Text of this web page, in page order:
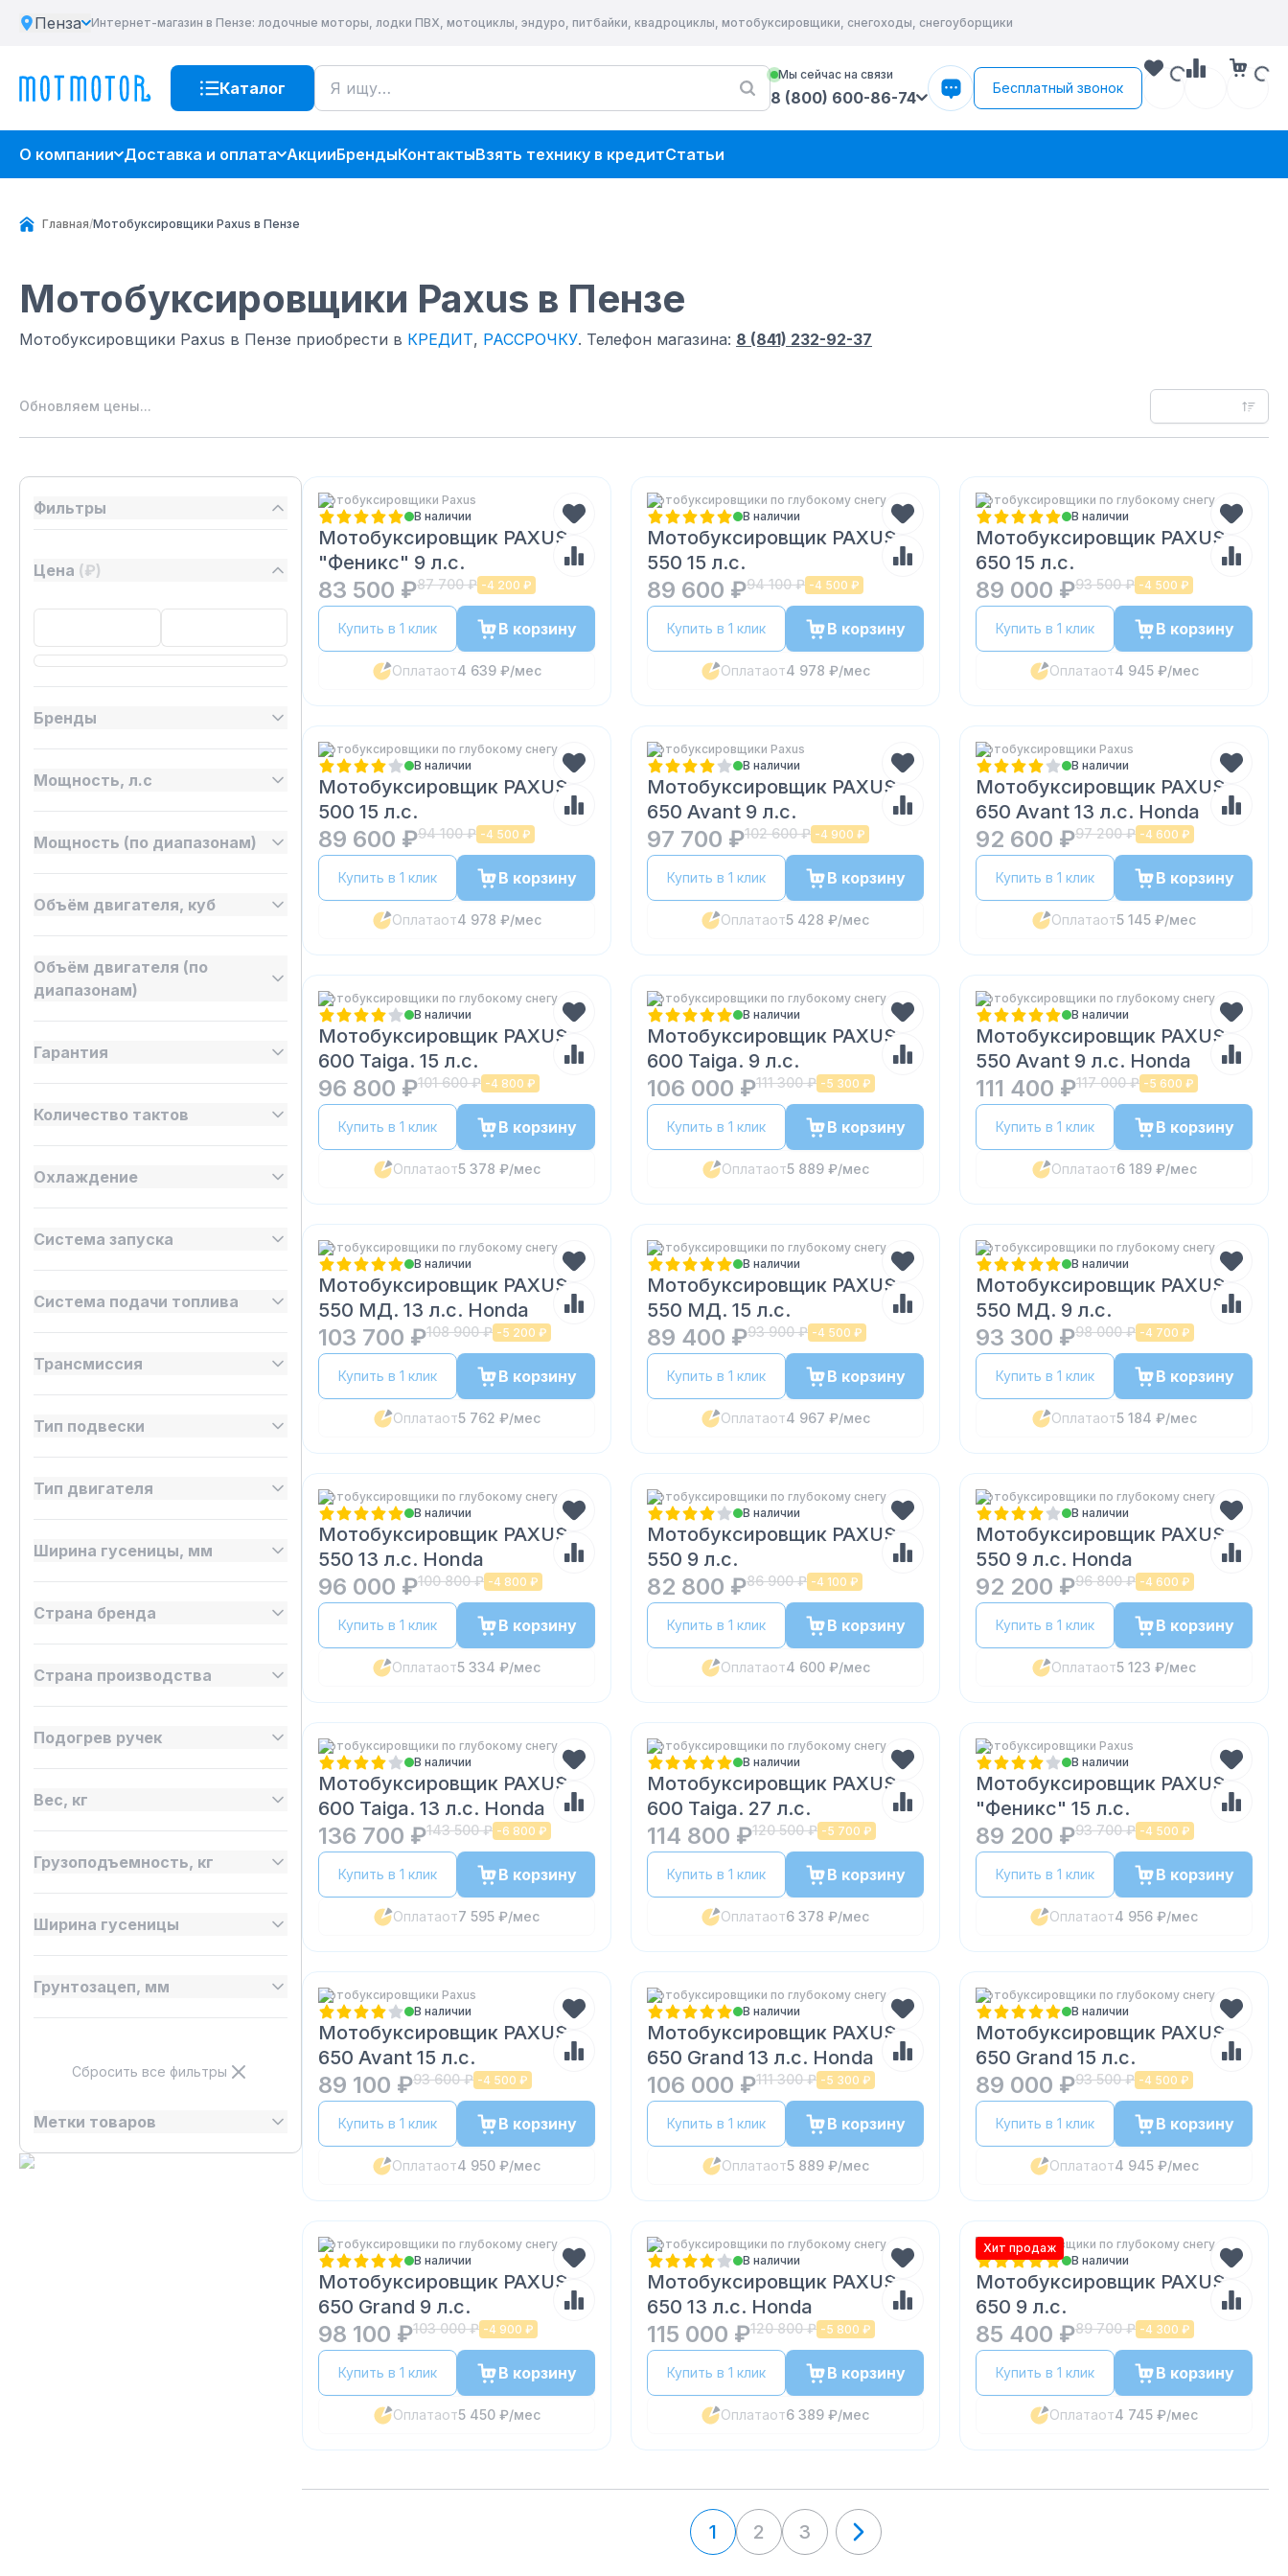
Пенза Интернет-магазин в Пензе: лодочные моторы, лодки ПВХ, мотоциклы, эндуро, питбайки, квадроциклы, мотобуксировщики, снегоходы, снегоуборщики
Каталог
Мы сейчас на связи
8 (800) 600-86-74
Бесплатный звонок
О компании Доставка и оплата АкцииБрендыКонтактыВзять технику в кредитСтатьи
Главная/Мотобуксировщики Paxus в Пензе
Мотобуксировщики Paxus в Пензе
Мотобуксировщики Paxus в Пензе приобрести в КРЕДИТ, РАССРОЧКУ. Телефон магазина: 8 (841) 232-92-37
Обновляем цены...
Фильтры
Цена (₽)
Бренды
Мощность, л.с
Мощность (по диапазонам)
Объём двигателя, куб
Объём двигателя (по
диапазонам)
Гарантия
Количество тактов
Охлаждение
Система запуска
Система подачи топлива
Трансмиссия
Тип подвески
Тип двигателя
Ширина гусеницы, мм
Страна бренда
Страна производства
Подогрев ручек
Вес, кг
Грузоподъемность, кг
Ширина гусеницы
Грунтозацеп, мм
Сбросить все фильтры
Метки товаров
Мотобуксировщики Paxus
В наличии
Мотобуксировщик PAXUS
"Феникс" 9 л.с.
83 500 ₽87 700 ₽ -4 200 ₽
Купить в 1 клик В корзину
Оплатаот4 639 ₽/мес
Мотобуксировщики по глубокому снегу
В наличии
Мотобуксировщик PAXUS
550 15 л.с.
89 600 ₽94 100 ₽ -4 500 ₽
Купить в 1 клик В корзину
Оплатаот4 978 ₽/мес
Мотобуксировщики по глубокому снегу
В наличии
Мотобуксировщик PAXUS
650 15 л.с.
89 000 ₽93 500 ₽ -4 500 ₽
Купить в 1 клик В корзину
Оплатаот4 945 ₽/мес
Мотобуксировщики по глубокому снегу
В наличии
Мотобуксировщик PAXUS
500 15 л.с.
89 600 ₽94 100 ₽ -4 500 ₽
Купить в 1 клик В корзину
Оплатаот4 978 ₽/мес
Мотобуксировщики Paxus
В наличии
Мотобуксировщик PAXUS
650 Avant 9 л.с.
97 700 ₽102 600 ₽ -4 900 ₽
Купить в 1 клик В корзину
Оплатаот5 428 ₽/мес
Мотобуксировщики Paxus
В наличии
Мотобуксировщик PAXUS
650 Avant 13 л.с. Honda
92 600 ₽97 200 ₽ -4 600 ₽
Купить в 1 клик В корзину
Оплатаот5 145 ₽/мес
Мотобуксировщики по глубокому снегу
В наличии
Мотобуксировщик PAXUS
600 Taiga. 15 л.с.
96 800 ₽101 600 ₽ -4 800 ₽
Купить в 1 клик В корзину
Оплатаот5 378 ₽/мес
Мотобуксировщики по глубокому снегу
В наличии
Мотобуксировщик PAXUS
600 Taiga. 9 л.с.
106 000 ₽111 300 ₽ -5 300 ₽
Купить в 1 клик В корзину
Оплатаот5 889 ₽/мес
Мотобуксировщики по глубокому снегу
В наличии
Мотобуксировщик PAXUS
550 Avant 9 л.с. Honda
111 400 ₽117 000 ₽ -5 600 ₽
Купить в 1 клик В корзину
Оплатаот6 189 ₽/мес
Мотобуксировщики по глубокому снегу
В наличии
Мотобуксировщик PAXUS
550 МД. 13 л.с. Honda
103 700 ₽108 900 ₽ -5 200 ₽
Купить в 1 клик В корзину
Оплатаот5 762 ₽/мес
Мотобуксировщики по глубокому снегу
В наличии
Мотобуксировщик PAXUS
550 МД. 15 л.с.
89 400 ₽93 900 ₽ -4 500 ₽
Купить в 1 клик В корзину
Оплатаот4 967 ₽/мес
Мотобуксировщики по глубокому снегу
В наличии
Мотобуксировщик PAXUS
550 МД. 9 л.с.
93 300 ₽98 000 ₽ -4 700 ₽
Купить в 1 клик В корзину
Оплатаот5 184 ₽/мес
Мотобуксировщики по глубокому снегу
В наличии
Мотобуксировщик PAXUS
550 13 л.с. Honda
96 000 ₽100 800 ₽ -4 800 ₽
Купить в 1 клик В корзину
Оплатаот5 334 ₽/мес
Мотобуксировщики по глубокому снегу
В наличии
Мотобуксировщик PAXUS
550 9 л.с.
82 800 ₽86 900 ₽ -4 100 ₽
Купить в 1 клик В корзину
Оплатаот4 600 ₽/мес
Мотобуксировщики по глубокому снегу
В наличии
Мотобуксировщик PAXUS
550 9 л.с. Honda
92 200 ₽96 800 ₽ -4 600 ₽
Купить в 1 клик В корзину
Оплатаот5 123 ₽/мес
Мотобуксировщики по глубокому снегу
В наличии
Мотобуксировщик PAXUS
600 Taiga. 13 л.с. Honda
136 700 ₽143 500 ₽ -6 800 ₽
Купить в 1 клик В корзину
Оплатаот7 595 ₽/мес
Мотобуксировщики по глубокому снегу
В наличии
Мотобуксировщик PAXUS
600 Taiga. 27 л.с.
114 800 ₽120 500 ₽ -5 700 ₽
Купить в 1 клик В корзину
Оплатаот6 378 ₽/мес
Мотобуксировщики Paxus
В наличии
Мотобуксировщик PAXUS
"Феникс" 15 л.с.
89 200 ₽93 700 ₽ -4 500 ₽
Купить в 1 клик В корзину
Оплатаот4 956 ₽/мес
Мотобуксировщики Paxus
В наличии
Мотобуксировщик PAXUS
650 Avant 15 л.с.
89 100 ₽93 600 ₽ -4 500 ₽
Купить в 1 клик В корзину
Оплатаот4 950 ₽/мес
Мотобуксировщики по глубокому снегу
В наличии
Мотобуксировщик PAXUS
650 Grand 13 л.с. Honda
106 000 ₽111 300 ₽ -5 300 ₽
Купить в 1 клик В корзину
Оплатаот5 889 ₽/мес
Мотобуксировщики по глубокому снегу
В наличии
Мотобуксировщик PAXUS
650 Grand 15 л.с.
89 000 ₽93 500 ₽ -4 500 ₽
Купить в 1 клик В корзину
Оплатаот4 945 ₽/мес
Мотобуксировщики по глубокому снегу
В наличии
Мотобуксировщик PAXUS
650 Grand 9 л.с.
98 100 ₽103 000 ₽ -4 900 ₽
Купить в 1 клик В корзину
Оплатаот5 450 ₽/мес
Мотобуксировщики по глубокому снегу
В наличии
Мотобуксировщик PAXUS
650 13 л.с. Honda
115 000 ₽120 800 ₽ -5 800 ₽
Купить в 1 клик В корзину
Оплатаот6 389 ₽/мес
Хит продаж
Мотобуксировщики по глубокому снегу
В наличии
Мотобуксировщик PAXUS
650 9 л.с.
85 400 ₽89 700 ₽ -4 300 ₽
Купить в 1 клик В корзину
Оплатаот4 745 ₽/мес
1 2 3